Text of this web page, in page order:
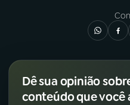
Dê sua opinião
conteúdo que você